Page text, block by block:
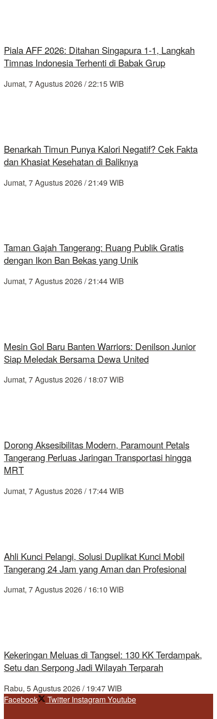
Piala AFF 2026: Ditahan Singapura 1-1, Langkah
Timnas Indonesia Terhenti di Babak Grup
Jumat, 7 Agustus 2026 / 22:15 WIB
Benarkah Timun Punya Kalori Negatif? Cek Fakta
dan Khasiat Kesehatan di Baliknya
Jumat, 7 Agustus 2026 / 21:49 WIB
Taman Gajah Tangerang: Ruang Publik Gratis
dengan Ikon Ban Bekas yang Unik
Jumat, 7 Agustus 2026 / 21:44 WIB
Mesin Gol Baru Banten Warriors: Denilson Junior
Siap Meledak Bersama Dewa United
Jumat, 7 Agustus 2026 / 18:07 WIB
Dorong Aksesibilitas Modern, Paramount Petals
Tangerang Perluas Jaringan Transportasi hingga
MRT
Jumat, 7 Agustus 2026 / 17:44 WIB
Ahli Kunci Pelangi, Solusi Duplikat Kunci Mobil
Tangerang 24 Jam yang Aman dan Profesional
Jumat, 7 Agustus 2026 / 16:10 WIB
Kekeringan Meluas di Tangsel: 130 KK Terdampak,
Setu dan Serpong Jadi Wilayah Terparah
Rabu, 5 Agustus 2026 / 19:47 WIB
Facebook
Twitter InstagramYoutube